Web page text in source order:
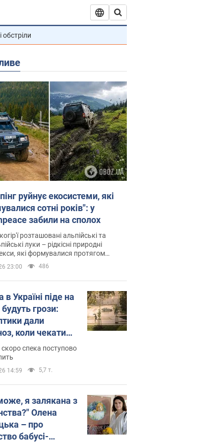
обстріли
руйнує екосистеми, які
сотні років": у
забили на сполох
розташовані альпійські та
луки – рідкісні природні
які формувалися протягом
23:00 486
в Україні піде на
грози:
дали
коли чекати
погоди
скоро спека поступово
14:59 5,7 т.
я залякана з
Олена
– про
бабусі-